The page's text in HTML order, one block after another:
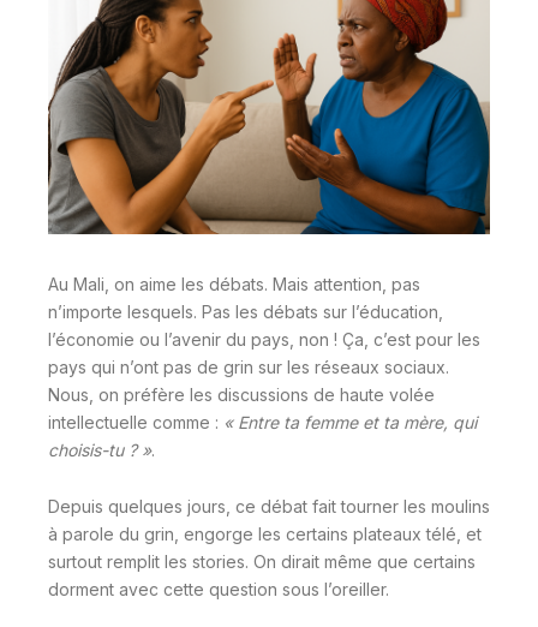
Au Mali, on aime les débats. Mais attention, pas
n’importe lesquels. Pas les débats sur l’éducation,
l’économie ou l’avenir du pays, non ! Ça, c’est pour les
pays qui n’ont pas de grin sur les réseaux sociaux.
Nous, on préfère les discussions de haute volée
intellectuelle comme : « Entre ta femme et ta mère, qui
choisis-tu ? ».
Depuis quelques jours, ce débat fait tourner les moulins
à parole du grin, engorge les certains plateaux télé, et
surtout remplit les stories. On dirait même que certains
dorment avec cette question sous l’oreiller.